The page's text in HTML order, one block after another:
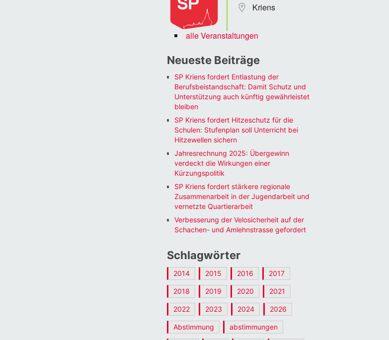
Kriens
alle Veranstaltungen
Neueste Beiträge
SP Kriens fordert Entlastung der
Berufsbeistandschaft: Damit Schutz und
Unterstützung auch künftig gewährleistet
bleiben
SP Kriens fordert Hitzeschutz für die
Schulen: Stufenplan soll Unterricht bei
Hitzewellen sichern
Jahresrechnung 2025: Übergewinn
verdeckt die Wirkungen einer
Kürzungspolitik
SP Kriens fordert stärkere regionale
Zusammenarbeit in der Jugendarbeit und
vernetzte Quartierarbeit
Verbesserung der Velosicherheit auf der
Schachen- und Amlehnstrasse gefordert
Schlagwörter
2014 2015 2016 2017
2018 2019 2020 2021
2022 2023 2024 2026
Abstimmung abstimmungen